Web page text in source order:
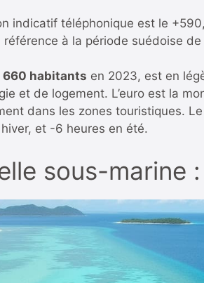
indicatif téléphonique est le
à la période suédoise
660 habitants en 2023, est en
et de logement. L’euro est la
dans les zones touristiques.
et -6 heures en été.
sous-marine